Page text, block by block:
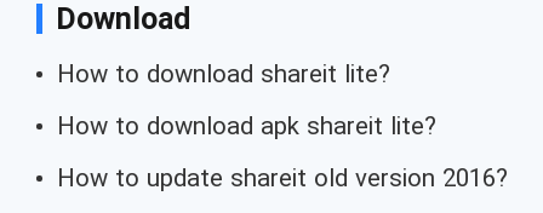
Download
How to download shareit lite?
How to download apk shareit lite?
How to update shareit old version 2016?